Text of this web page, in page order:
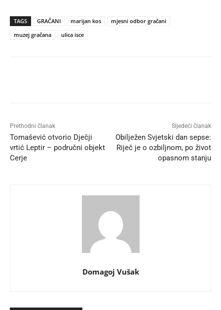
TAGS GRAČANI marijan kos
mjesni odbor gračani
muzej gračana
ulica isce
Prethodni članak
Tomašević otvorio Dječji
vrtić Leptir – područni objekt
Cerje
Sljedeći članak
Obilježen Svjetski dan sepse:
Riječ je o ozbiljnom, po život
opasnom stanju
Domagoj Vušak